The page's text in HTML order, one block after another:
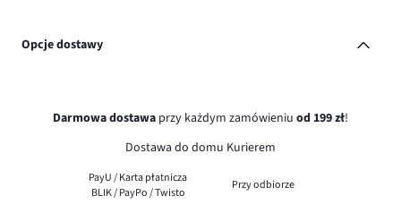
Opcje dostawy
Darmowa dostawa przy każdym zamówieniu od 199 zł!
Dostawa do domu Kurierem
PayU / Karta płatnicza
BLIK / PayPo / Twisto
Przy odbiorze